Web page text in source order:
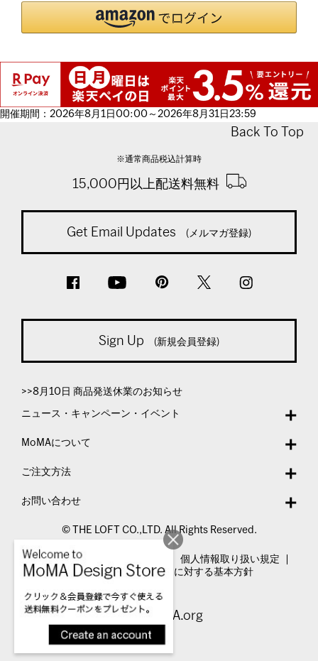
開催期間：2026年8月1日00:00～2026年8月31日23:59
Back To Top
※通常商品税込計算時
15,000円以上配送料無料
Get Email Updates (メルマガ登録)
Sign Up (新規会員登録)
>>8月10日 商品発送休業のお知らせ
ニュース・キャンペーン・イベント
MoMAについて
ご注文方法
お問い合わせ
© THE LOFT CO.,LTD. All Rights Reserved.
特定商取引法表示
個人情報取り扱い規定
カスタマーハラスメントに対する基本方針
Visit MoMA.org